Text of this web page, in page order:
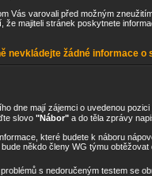
Vás varovali před možným
že majiteli stránek poskytnete
nevkládejte žádné informace
dne mají zájemci o uvedenou
slovo "Nábor" a do těla zprávy
které budete k náboru
někdo členy WG týmu
s nedoručeným testem se